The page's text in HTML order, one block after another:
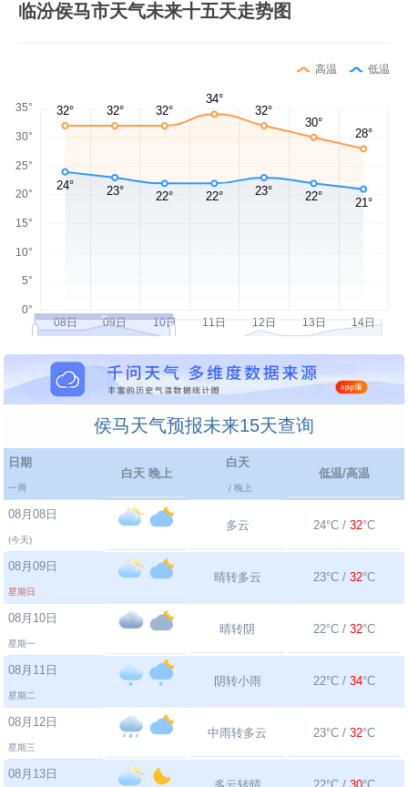
临汾侯马市天气未来十五天走势图
高温 低温
侯马天气预报未来15天查询
日期
一周
白天 晚上
白天
/ 晚上
低温/高温
08月08日
(今天)
多云 24°C / 32°C
08月09日
星期日
晴转多云 23°C / 32°C
08月10日
星期一
晴转阴 22°C / 32°C
08月11日
星期二
阴转小雨 22°C / 34°C
08月12日
星期三
中雨转多云 23°C / 32°C
08月13日